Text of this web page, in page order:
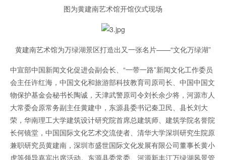
图为黄建南艺术馆开馆仪式现场
黄建南艺术馆为万绿湖景区打造出又一张名片——“文化万绿湖”
中宣部中国新闻文化促进会副会长、“一带一路”新闻文化工作委员
会主任许红海，中国文化和旅游部科技教育司原司长、中国中国文
物保护基金会秘书长陶诚，天津武警原司令刘长余少将，河源市人
大常委会原常务副主任黄建中，东源县委书记秦卫民、县长刘大
荣，华南理工大学建筑设计研究院首席总建筑师、建筑学院名誉院
长何镜堂，中国国际文化艺术交流使者、清华大学深圳研究生院原
兼职研究员黄建南，深圳市盛世国际文化发展有限公司董事长黄小
虎等领导嘉宾出席活动。东源县委常委、河源新丰江万绿湖风景管